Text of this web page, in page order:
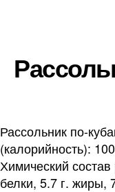
Рассольник по-
(калорийность):
Химический состав
белки, 5.7 г. жиры,